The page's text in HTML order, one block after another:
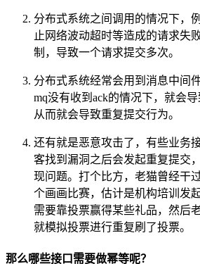
分布式系统之间调用的情况下，
止网络波动超时等造成的请求失
制，导致一个请求提交多次。
分布式系统经常会用到消息中间
mq没有收到ack的情况下，就会导
从而就会导致重复提交行为。
还有就是恶意攻击了，有些业务
客找到漏洞之后会发起重复提交
现问题。打个比方，老猫曾经干
个画画比赛，估计是机构培训发
需要靠投票赢得某些礼品，然后
就模拟投票进行重复刷了投票。
那么哪些接口需要做幂等呢？